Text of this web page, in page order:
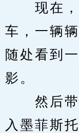
现在，
车，一辆
随处看到
影。
然后带
入墨菲斯